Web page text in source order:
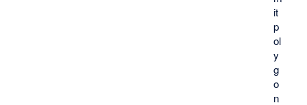
it
p
ol
y
g
o
n